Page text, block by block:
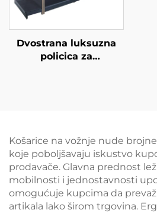
Dvostrana luksuzna
policica za
Košarice na vožnje nude
koje poboljšavaju iskustvo
prodavače. Glavna prednost
mobilnosti i jednostavnosti
omogućuje kupcima da
artikala lako širom trgovina.